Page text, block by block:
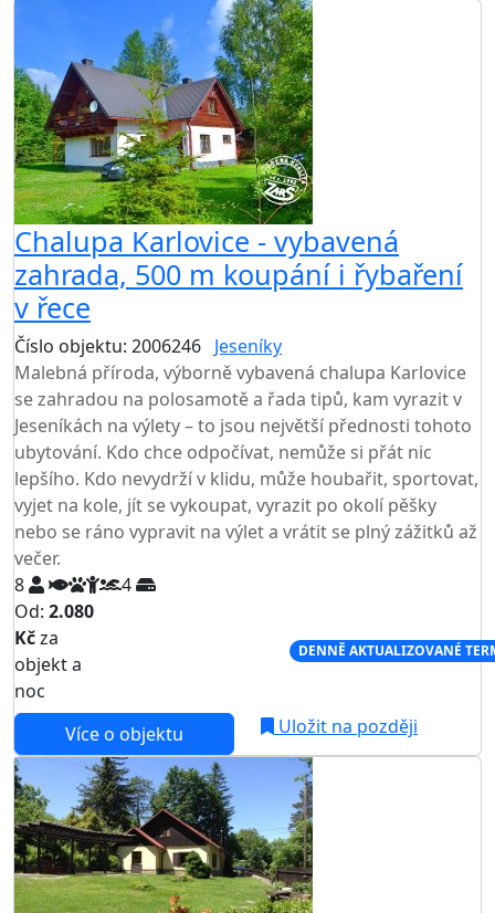
Chalupa Karlovice - vybavená
zahrada, 500 m koupání i řybaření
v řece
Číslo objektu: 2006246 Jeseníky
Malebná příroda, výborně vybavená chalupa Karlovice
se zahradou na polosamotě a řada tipů, kam vyrazit v
Jeseníkách na výlety – to jsou největší přednosti tohoto
ubytování. Kdo chce odpočívat, nemůže si přát nic
lepšího. Kdo nevydrží v klidu, může houbařit, sportovat,
vyjet na kole, jít se vykoupat, vyrazit po okolí pěšky
nebo se ráno vypravit na výlet a vrátit se plný zážitků až
večer.
8
4
Od: 2.080
Kčza
objekt a
noc
DENNĚ AKTUALIZOVANÉ
Více o objektu Uložit na později